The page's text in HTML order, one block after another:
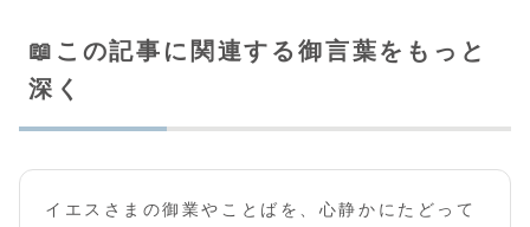
📖この記事に関連する御言葉をもっと
深く
イエスさまの御業やことばを、心静かにたどって